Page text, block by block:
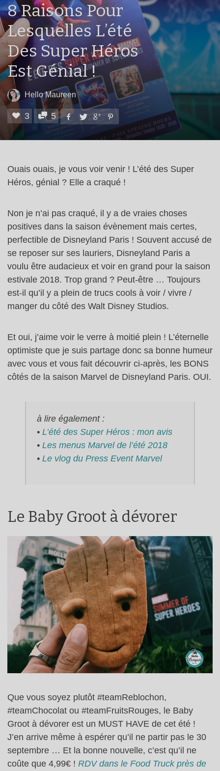
8 Raisons Pour
Lesquelles L’été
Des Super Héros
Est Génial !
Hello Maureen
3 5
Ouais ouais, je vous voir venir ! L’été des Super
Héros, génial ? Elle a craqué !
Non je n’ai pas craqué, il y a de vraies choses
positives dans la saison évènement mais certes,
perfectible de Disneyland Paris ! Souvent accusé de
se reposer sur ses lauriers, Disneyland Paris a
voulu être audacieux et voir en grand pour la saison
estivale 2018. Trop grand ? Peut-être … Toujours
est-il qu’il y a plein de trucs cools à voir / vivre /
manger du côté des Walt Disney Studios.
Et oui, j’aime voir le verre à moitié plein ! L’éternelle
optimiste que je suis partage donc sa bonne humeur
avec vous et vous fait découvrir ci-après, les BONS
côtés de la saison Marvel de Disneyland Paris. OUI.
à lire également :
• L’été des Super Héros : mon avis
• Les menus Marvel de l’été 2018
• Le vlog du Press Event Marvel
Le Baby Groot à dévorer
Que vous soyez plutôt #teamReblochon,
#teamChocolat ou #teamFruitsRouges, le Baby
Groot à dévorer est un MUST HAVE de cet été !
J’en arrive même à espérer qu’il ne partir pas le 30
septembre … Et la bonne nouvelle, c’est qu’il ne
coûte que 4,99€ ! RDV dans le Food Truck près de